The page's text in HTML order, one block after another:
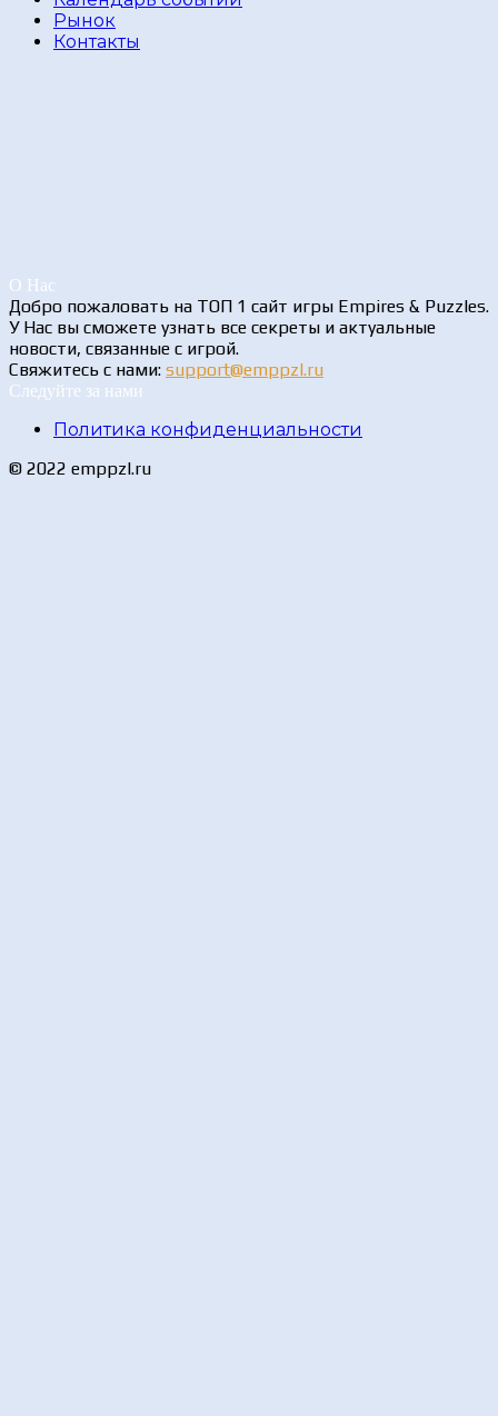
Рынок
Контакты
О Нас
Добро пожаловать на ТОП 1 сайт игры Empires & Puzzles.
У Нас вы сможете узнать все секреты и актуальные
новости, связанные с игрой.
Свяжитесь с нами: support@emppzl.ru
Следуйте за нами
Политика конфиденциальности
© 2022 emppzl.ru